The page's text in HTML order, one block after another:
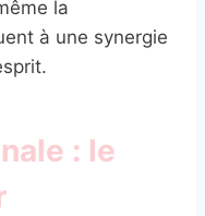
la
à une synergie
: le